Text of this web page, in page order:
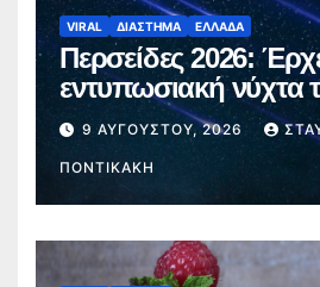
VIRAL ΔΙΑΣΤΗΜΑ ΕΛΛΑΔΑ
Περσείδες 2026:
εντυπωσιακή νύχτα
καλοκαιριού – Πότε
«πεφταστέρια»
9 ΑΥΓΟΎΣΤΟΥ, 2026
ΠΟΝΤΙΚΆΚΗ